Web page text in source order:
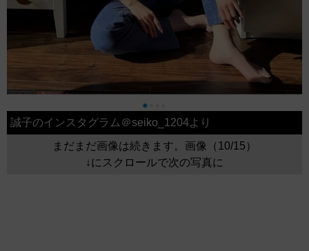
誠子のインスタグラム＠seiko_1204より
まだまだ画像は続きます。画像（10/15）
↓にスクロールで次の写真に